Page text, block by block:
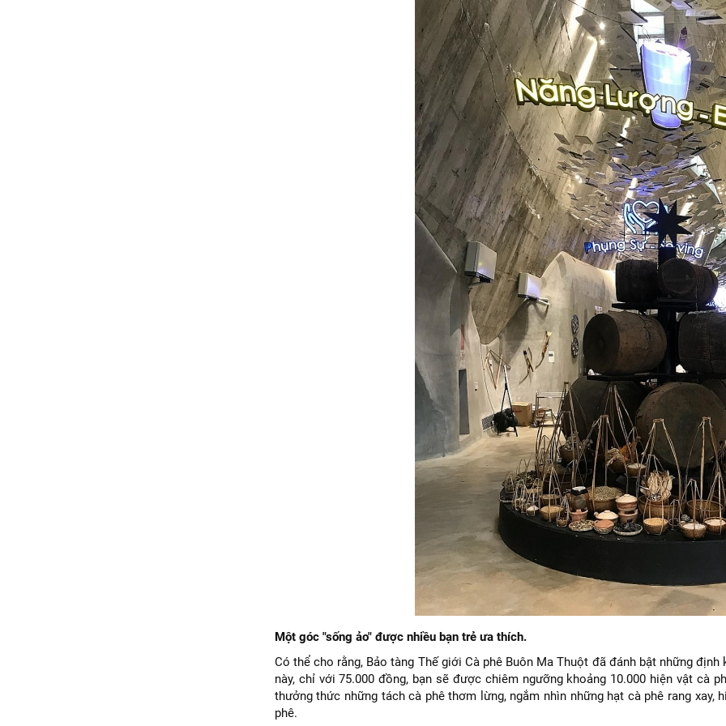
Một góc "sống ảo" được nhiều bạn trẻ ưa thích.
Có thể cho rằng, Bảo tàng Thế giới Cà phê Buôn Ma Thuột đã đánh bật những
này, chỉ với 75.000 đồng, bạn sẽ được chiêm ngưỡng khoảng 10.000 hiện vật cà
thưởng thức những tách cà phê thơm lừng, ngắm nhìn những hạt cà phê rang
phê.